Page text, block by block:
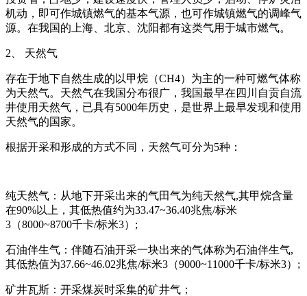
机动，即可作城镇燃气的基本气源，也可作城镇燃气的调峰气
源。在我国的上海、北京、沈阳都有这类气用于城市燃气。
2、 天然气
存在于地下自然生成的以甲烷（CH4）为主的一种可燃气体称
为天然气。天然气在我国分布很广，我国最早在四川自贡自流
井使用天然气，已具有5000年历史，是世界上最早发现和使用
天然气的国家。
根据开采和形成的方式不同，天然气可分为5种：
纯天然气：从地下开采出来的气田气为纯天然气,其甲烷含量
在90%以上，其低热值约为33.47~36.40兆焦/标米
3（8000~8700千卡/标米3）;
石油伴生气：伴随石油开采一块出来的气体称为石油伴生气,
其低热值为37.66~46.02兆焦/标米3（9000~11000千卡/标米3）;
矿井瓦斯：开采煤炭时采集的矿井气；